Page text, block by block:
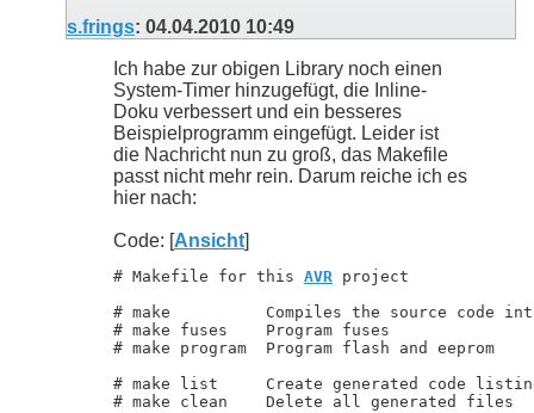
s.frings: 04.04.2010 10:49
Ich habe zur obigen Library noch einen
System-Timer hinzugefügt, die Inline-
Doku verbessert und ein besseres
Beispielprogramm eingefügt. Leider ist
die Nachricht nun zu groß, das Makefile
passt nicht mehr rein. Darum reiche ich es
hier nach:
Code: [Ansicht]
# Makefile for this AVR project
# make          Compiles the source code
# make fuses    Program fuses
# make program  Program flash and eeprom
# make list     Create generated code
# make clean    Delete all generated files